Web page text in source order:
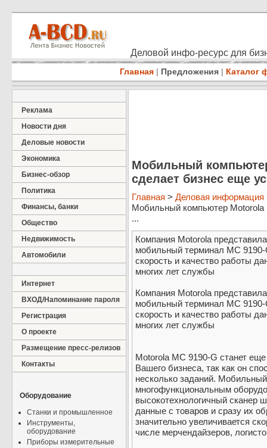
Деловой инфо-ресурс для
Главная | Предложения | Каталог
Реклама
Новости дня
Деловые новости
Экономика
Бизнес-обзор
Политика
Финансы, банки
Общество
Недвижимость
Автомобили
Интернет
ВХОД/Напоминание пароля
Регистрация
О проекте
Размещение пресс-релизов
Контакты
Оборудование
Станки и промышленное
Инструменты,
оборудование
Приборы измерительные
Мобильный
сделает бизнес еще
Главная > Деловая информация
Мобильный компьютер Motorola
...
Компания Motorola
мобильный терминал MC
скорость и качество работы
многих лет службы
Компания Motorola
мобильный терминал MC
скорость и качество работы
многих лет службы
Motorola MC 9190-G станет
Вашего бизнеса, так как он
несколько заданий.
многофункциональным
высокотехнологичный сканер
данные с товаров и сразу их
значительно увеличивается
числе мерчендайзеров,